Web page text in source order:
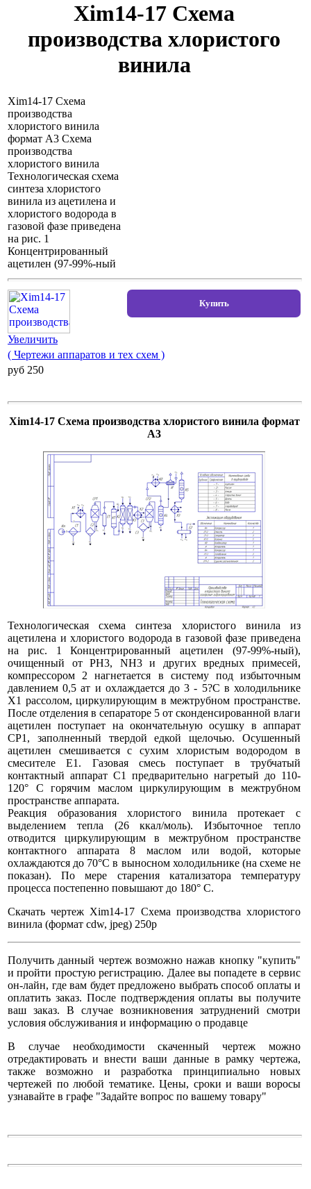
Xim14-17 Схема
производства хлористого
винила
Xim14-17 Схема
производства
хлористого винила
формат А3 Схема
производства
хлористого винила
Технологическая схема
синтеза хлористого
винила из ацетилена и
хлористого водорода в
газовой фазе приведена
на рис. 1
Концентрированный
ацетилен (97-99%-ный
Увеличить
( Чертежи аппаратов и тех схем )
pуб 250
Xim14-17 Схема производства хлористого винила формат
А3
Технологическая схема синтеза хлористого винила из
ацетилена и хлористого водорода в газовой фазе приведена
на рис. 1 Концентрированный ацетилен (97-99%-ный),
очищенный от PH3, NH3 и других вредных примесей,
компрессором 2 нагнетается в систему под избыточным
давлением 0,5 ат и охлаждается до 3 - 5?С в холодильнике
Х1 рассолом, циркулирующим в межтрубном пространстве.
После отделения в сепараторе 5 от сконденсированной влаги
ацетилен поступает на окончательную осушку в аппарат
СР1, заполненный твердой едкой щелочью. Осушенный
ацетилен смешивается с сухим хлористым водородом в
смесителе Е1. Газовая смесь поступает в трубчатый
контактный аппарат С1 предварительно нагретый до 110-
120° С горячим маслом циркулирующим в межтрубном
пространстве аппарата.
Реакция образования хлористого винила протекает с
выделением тепла (26 ккал/моль). Избыточное тепло
отводится циркулирующим в межтрубном пространстве
контактного аппарата 8 маслом или водой, которые
охлаждаются до 70°С в выносном холодильнике (на схеме не
показан). По мере старения катализатора температуру
процесса постепенно повышают до 180° С.
Скачать чертеж Xim14-17 Схема производства хлористого
винила (формат cdw, jpeg) 250р
Получить данный чертеж возможно нажав кнопку "купить"
и пройти простую регистрацию. Далее вы попадете в сервис
он-лайн, где вам будет предложено выбрать способ оплаты и
оплатить заказ. После подтверждения оплаты вы получите
ваш заказ. В случае возникновения затруднений смотри
условия обслуживания и информацию о продавце
В случае необходимости скаченный чертеж можно
отредактировать и внести ваши данные в рамку чертежа,
также возможно и разработка принципиально новых
чертежей по любой тематике. Цены, сроки и ваши воросы
узнавайте в графе "Задайте вопрос по вашему товару"